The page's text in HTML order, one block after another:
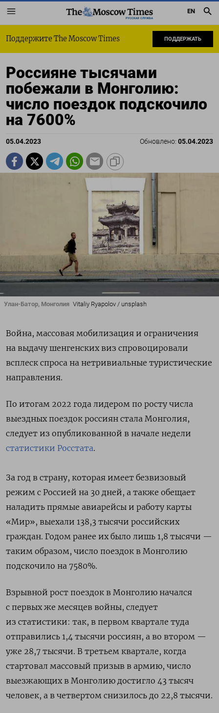
РУССКАЯ СЛУЖБА
EN
Поддержите The Moscow Times ПОДДЕРЖАТЬ
Россияне тысячами
побежали в Монголию:
число поездок подскочило
на 7600%
05.04.2023 Обновлено: 05.04.2023
Улан-Батор, Монголия Vitaliy Ryapolov / unsplash
Война, массовая мобилизация и ограничения
на выдачу шенгенских виз спровоцировали
всплеск спроса на нетривиальные туристические
направления.
По итогам 2022 года лидером по росту числа
выездных поездок россиян стала Монголия,
следует из опубликованной в начале недели
статистики Росстата.
За год в страну, которая имеет безвизовый
режим с Россией на 30 дней, а также обещает
наладить прямые авиарейсы и работу карты
«Мир», выехали 138,3 тысячи российских
граждан. Годом ранее их было лишь 1,8 тысячи —
таким образом, число поездок в Монголию
подскочило на 7580%.
Взрывной рост поездок в Монголию начался
с первых же месяцев войны, следует
из статистики: так, в первом квартале туда
отправились 1,4 тысячи россиян, а во втором —
уже 28,7 тысячи. В третьем квартале, когда
стартовал массовый призыв в армию, число
выезжающих в Монголию достигло 43 тысяч
человек, а в четвертом снизилось до 22,8 тысячи.